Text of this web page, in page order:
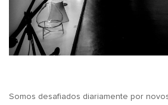
Somos desafiados diariamente por